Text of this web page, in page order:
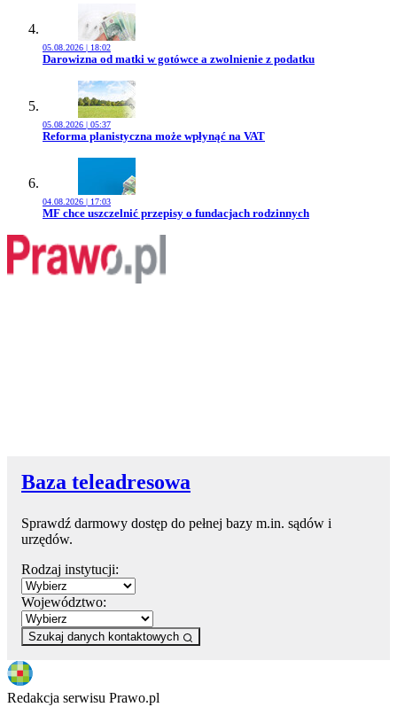
05.08.2026 | 18:02
Przejdź do artykułu:
Darowizna od matki w gotówce a zwolnienie z podatku
05.08.2026 | 05:37
Przejdź do artykułu:
Reforma planistyczna może wpłynąć na VAT
04.08.2026 | 17:03
Przejdź do artykułu:
MF chce uszczelnić przepisy o fundacjach rodzinnych
Baza teleadresowa
Sprawdź darmowy dostęp do pełnej bazy m.in. sądów i
urzędów.
Rodzaj instytucji:
Województwo:
Szukaj danych kontaktowych
Redakcja serwisu Prawo.pl